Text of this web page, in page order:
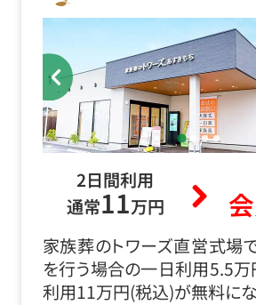
2日間利用
通常11万円
家族葬のトワーズ直営式場
を行う場合の一日利用5.5万
利用11万円(税込)が無料にな